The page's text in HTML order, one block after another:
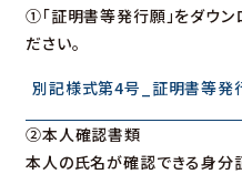
①「証明書等発行願」をダウン
ださい。
別記様式第4号_証明書等発
②本人確認書類
本人の氏名が確認できる身分